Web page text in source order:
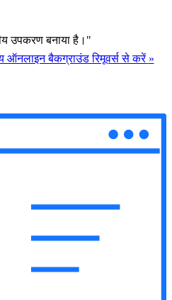
ऑनलाइन बैकग्राउंड रिमूवर्स से करें »
उपकरण बनाया है।"